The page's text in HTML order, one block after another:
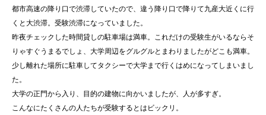
都市高速の降り口で渋滞していたので、違う降り口で降りて九産大近くに行
くと大渋滞。受験渋滞になっていました。
昨夜チェックした時間貸しの駐車場は満車。これだけの受験生がいるならそ
りゃすぐうまるでしょ、大学周辺をグルグルとまわりましたがどこも満車。
少し離れた場所に駐車してタクシーで大学まで行くはめになってしまいまし
た。
大学の正門から入り、目的の建物に向かいましたが、人が多すぎ。
こんなにたくさんの人たちが受験するとはビックリ。